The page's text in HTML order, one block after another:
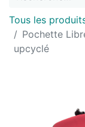
Tous les
Pochette
upcyclé